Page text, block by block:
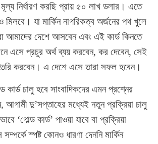
নির্ধারণ করছি প্রায় ৫০ লাখ ডলার। এতে
মিলবে। যা মার্কিন নাগরিকত্ব অর্জনের পথ খুলে
আমাদের দেশে আসবেন এবং এই কার্ড কিনতে
এসে প্রচুর অর্থ ব্যয় করবেন, কর দেবেন, সেই
করবেন। এ দেশে এসে তারা সফল হবেন।
কার্ড চালু হবে সাংবাদিকদের এমন প্রশ্নের
আগামী দু’সপ্তাহের মধ্যেই নতুন প্রক্রিয়া চালু
‘গোল্ড কার্ড’ পাওয়া যাবে বা প্রক্রিয়া
স্পষ্ট কোনও ধারণা দেননি মার্কিন